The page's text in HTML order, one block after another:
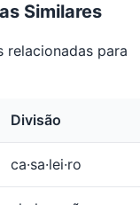
Similares
relacionadas para
Divisão
ca·sa·lei·ro